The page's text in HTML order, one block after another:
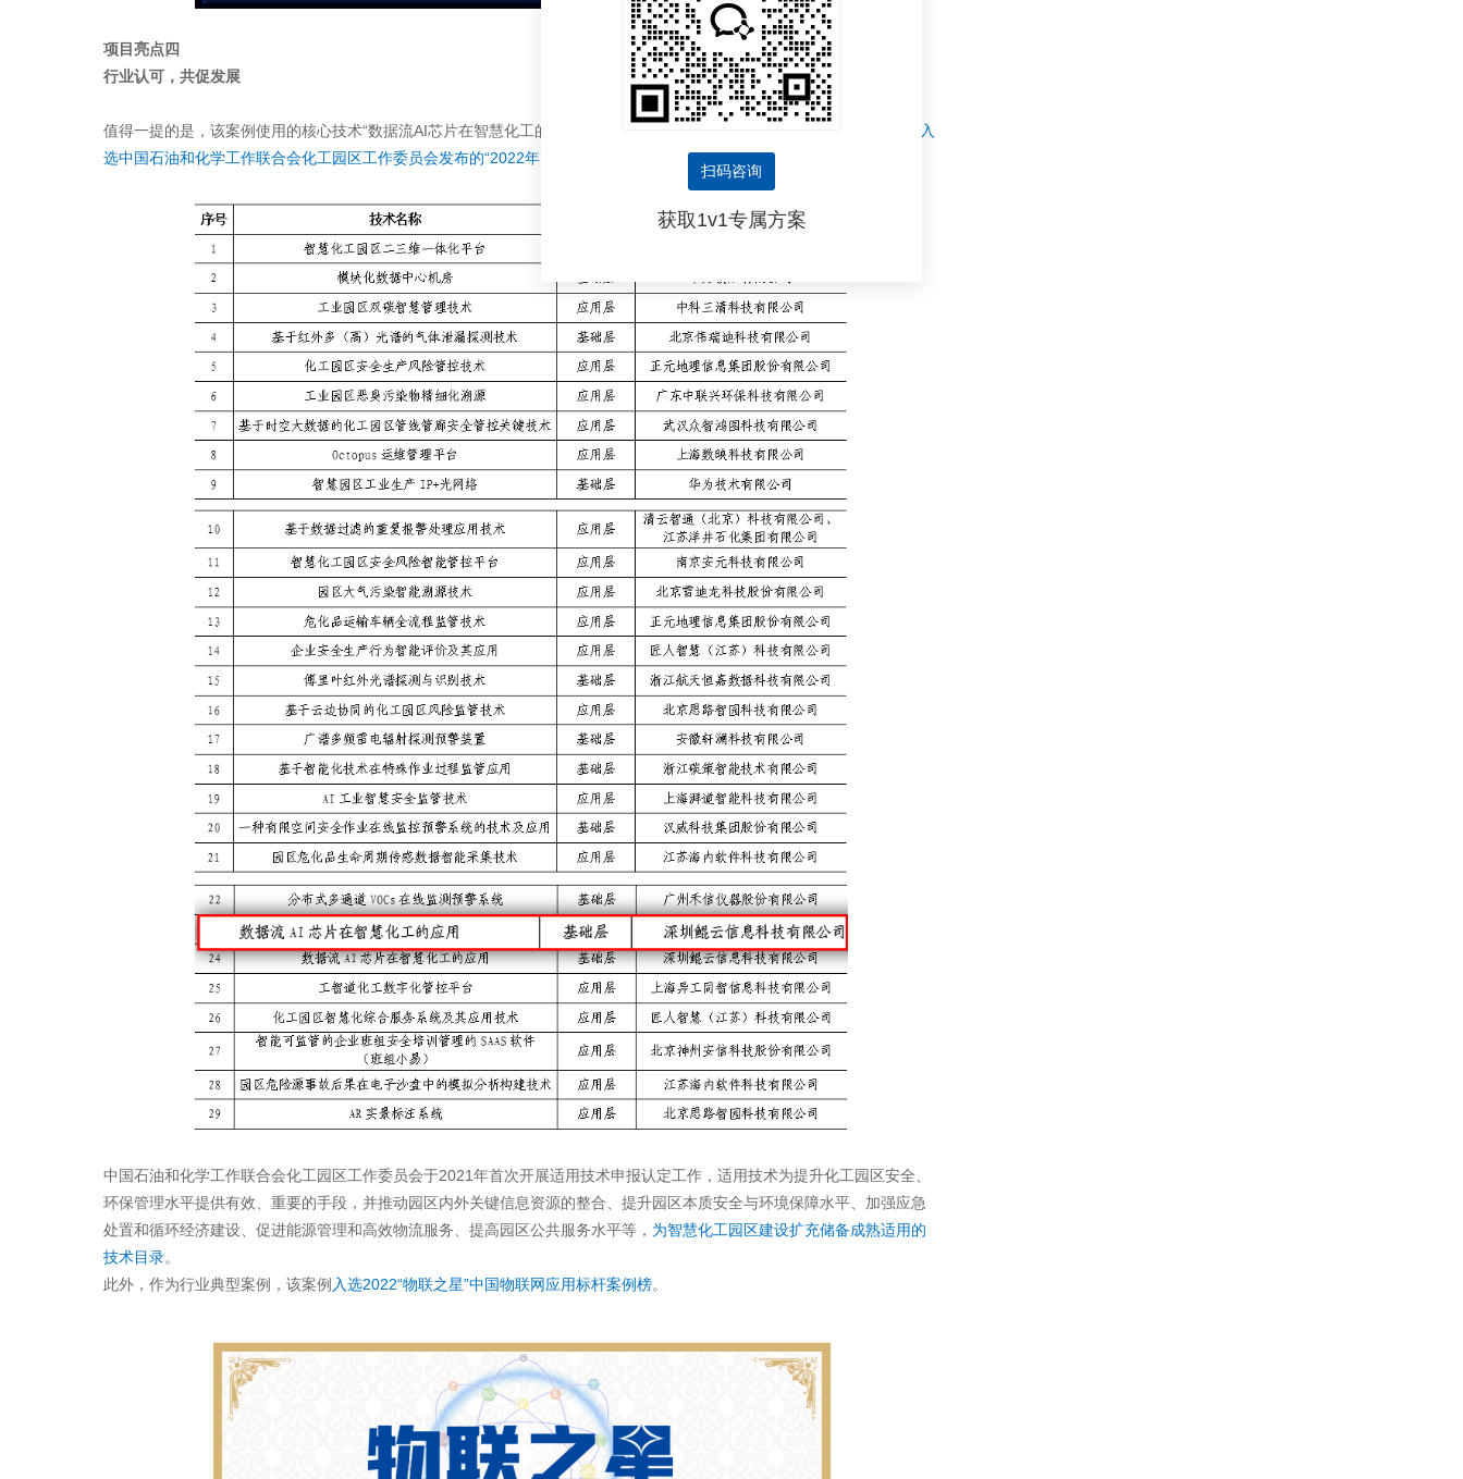
项目亮点四
行业认可，共促发展
值得一提的是，该案例使用的核心技术“数据流AI芯片在智慧化工的应用”凭借自主可控的AI芯片技术优势及卓越的应用效果
入
选中国石油和化学工作联合会化工园区工作委员会发布的“2022年智慧化工园区适用技术目录”。
中国石油和化学工作联合会化工园区工作委员会于2021年首次开展适用技术申报认定工作，适用技术为提升化工园区安全、
环保管理水平提供有效、重要的手段，并推动园区内外关键信息资源的整合、提升园区本质安全与环境保障水平、加强应急
处置和循环经济建设、促进能源管理和高效物流服务、提高园区公共服务水平等， 为智慧化工园区建设扩充储备成熟适用的
技术目录。
此外，作为行业典型案例，该案例 入选2022“物联之星”中国物联网应用标杆案例榜。
扫码咨询
获取1v1专属方案